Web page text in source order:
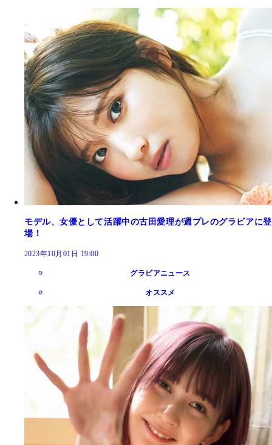
モデル、女優として活躍中の古田愛理が週プレのグラビアに登
場！
2023年10月01日 19:00
グラビアニュース
オススメ